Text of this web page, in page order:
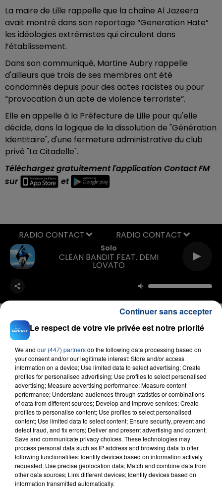
La maire de Lille rappelle que la chaîne Al Jazeera
avait montré dans son reportage “Generation Hate”
les idéologies extrémistes qui circulent dans
l’établissement.
Dans son communiqué, Martine Aubry rappelle
d'ailleurs que trois de ses membres ont été
condamnés depuis pour des actes racistes ou pour
“provocation à un acte de violence terroriste”.
Elle en appelle à la Préfecture de Lille pour qu'elle
décide, dans la logique de la dissolution de "Génération
Identitaire", d'une fermeture administrative du club
privé "La Citadelle".
Téléchargez gratuitement l'application Contact FM
sur
et
Solo
CLEAN BANDIT FEAT. DEMI
LOVATO
RADIO CONTACT
FIL D'ACTU
23 juillet 2026
INCENDIE MORTEL À LENS : UNE FEMME ET
SON BÉBÉ ENTRE LA VIE ET LA...
Un homme s'est immolé par le feu après avoir
Le respect de votre vie privée est notre priorité
We and our (447) partnersdo the following data processing based on
your consent and/or our legitimate interest: Store and/or access
information on a device; Use limited data to select advertising; Create
profiles for personalised advertising; Use profiles to select personalised
advertising; Measure advertising performance; Measure content
performance; Understand audiences through statistics or combinations
of data from different sources; Develop and improve services; Create
profiles to personalise content; Use profiles to select personalised
content; Use limited data to select content; Ensure security, prevent and
detect fraud, and fix errors; Deliver and present advertising and content;
Save and communicate privacy choices. These technologies may
process personal data such as IP address and browsing data to offer
following functionalities: Identify devices based on information actively
requested; Use precise geolocation data; Match and combine data from
other data sources; Link different devices; Identify devices based on
information transmitted automatically.
Continuer sans accepter